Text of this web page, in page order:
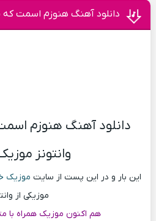
دانلود آهنگ هنوزم اسمت که
دانلود آهنگ هنوزم
وانتونز
این بار و در این پست از سایت موزیک
موزیکی از
هم اکنون موزیک همراه با